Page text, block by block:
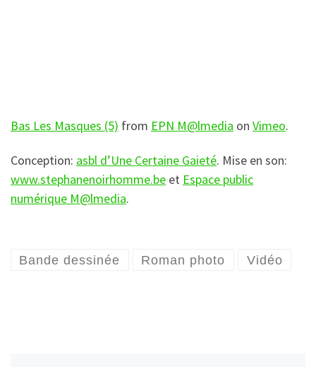
Bas Les Masques (5) from EPN M@lmedia on Vimeo.
Conception: asbl d’Une Certaine Gaieté. Mise en son:
www.stephanenoirhomme.be et Espace public
numérique M@lmedia.
Bande dessinée Roman photo Vidéo